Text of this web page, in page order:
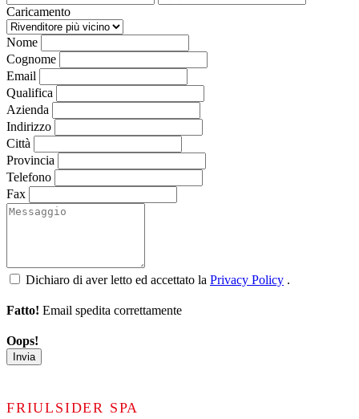
Caricamento
Nome
Cognome
Email
Qualifica
Azienda
Indirizzo
Città
Provincia
Telefono
Fax
Dichiaro di aver letto ed accettato la Privacy Policy .
Fatto! Email spedita correttamente
Oops!
Invia
FRIULSIDER SPA